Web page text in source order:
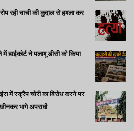
रही चाची की कुदाल से हमला कर
में स्क्रैप चोरी का विरोध करने पर
भागे अपराधी